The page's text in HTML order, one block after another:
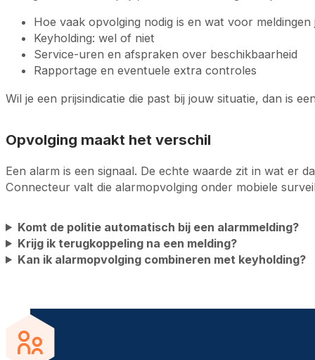
Hoe vaak opvolging nodig is en wat voor
Keyholding: wel of niet
Service-uren en afspraken over beschikbaarheid
Rapportage en eventuele extra controles
Wil je een prijsindicatie die past bij jouw situatie, dan is
Opvolging maakt het verschil
Een alarm is een signaal. De echte waarde zit in wat er
Connecteur valt die alarmopvolging onder mobiele
Komt de politie automatisch bij een alarmmelding?
Krijg ik terugkoppeling na een melding?
Kan ik alarmopvolging combineren met keyholding?